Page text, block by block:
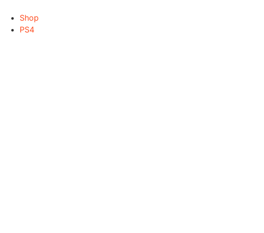
Inhalt
wechseln
Shop
PS4